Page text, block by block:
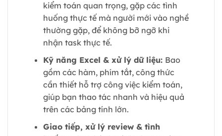
kiểm toán quan trọng, gặp các tình
huống thực tế mà người mới vào nghề
thường gặp, để không bỡ ngỡ khi
nhận task thực tế.
Kỹ năng Excel & xử lý dữ liệu: Bao
gồm các hàm, phím tắt, công thức
cần thiết hỗ trợ công việc kiểm toán,
giúp bạn thao tác nhanh và hiệu quả
trên các bảng tính lớn.
Giao tiếp, xử lý review & tình